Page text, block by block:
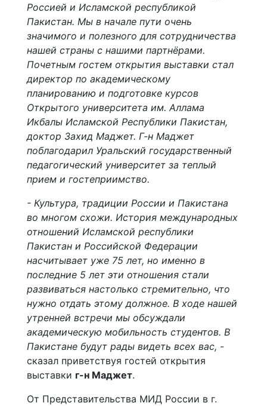
Россией и Исламской республикой
Пакистан. Мы в начале пути очень
значимого и полезного для сотрудничества
нашей страны с нашими партнёрами.
Почетным гостем открытия выставки стал
директор по академическому
планированию и подготовке курсов
Открытого университета им. Аллама
Икбалы Исламской Республики Пакистан,
доктор Захид Маджет. Г-н Маджет
поблагодарил Уральский государственный
педагогический университет за теплый
прием и гостеприимство.
- Культура, традиции России и Пакистана
во многом схожи. История международных
отношений Исламской республики
Пакистан и Российской Федерации
насчитывает уже 75 лет, но именно в
последние 5 лет эти отношения стали
развиваться настолько стремительно, что
нужно отдать этому должное. В ходе нашей
утренней встречи мы обсуждали
академическую мобильность студентов. В
Пакистане будут рады видеть всех вас, -
сказал приветствуя гостей открытия
выставки г-н Маджет.
От Представительства МИД России в г.